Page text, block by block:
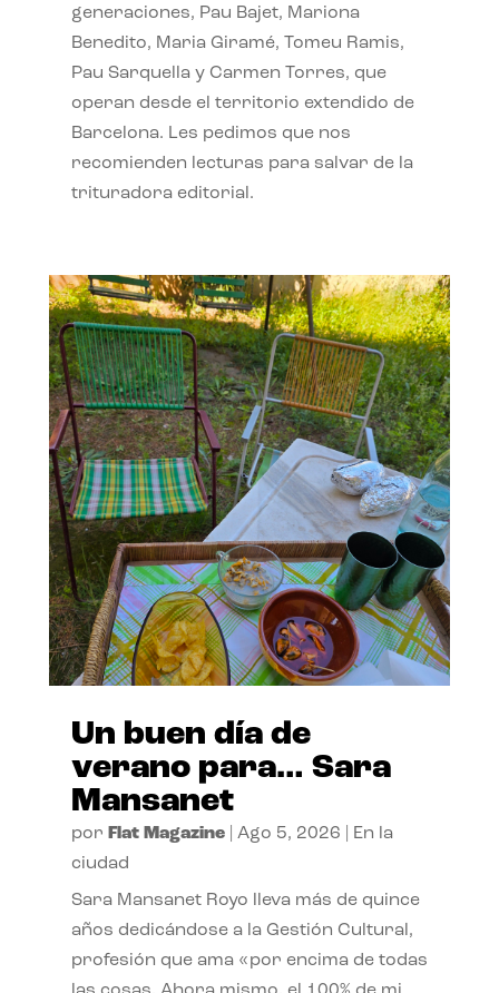
generaciones, Pau Bajet, Mariona
Benedito, Maria Giramé, Tomeu Ramis,
Pau Sarquella y Carmen Torres, que
operan desde el territorio extendido de
Barcelona. Les pedimos que nos
recomienden lecturas para salvar de la
trituradora editorial.
Un buen día de
verano para… Sara
Mansanet
por Flat Magazine| Ago 5, 2026
En la
ciudad
Sara Mansanet Royo lleva más de quince
años dedicándose a la Gestión Cultural,
profesión que ama «por encima de todas